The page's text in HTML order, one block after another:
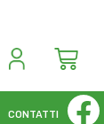
CONTATTI